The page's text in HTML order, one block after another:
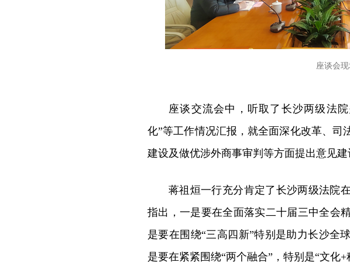
座谈会现
座谈交流会中，听取了长沙两级法
化”等工作情况汇报，就全面深化改革、
建设及做优涉外商事审判等方面提出意见建
蒋祖烜一行充分肯定了长沙两级法院
指出，一是要在全面落实二十届三中全会
是要在围绕“三高四新”特别是助力长沙全
是要在紧紧围绕“两个融合” ，特别是“文化